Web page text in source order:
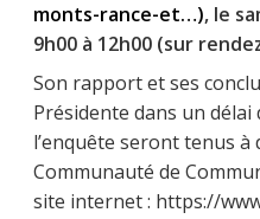
monts-rance-et…), le
9h00 à 12h00 (sur
Son rapport et ses
Présidente dans un délai
l’enquête seront tenus
Communauté de
site internet : https://